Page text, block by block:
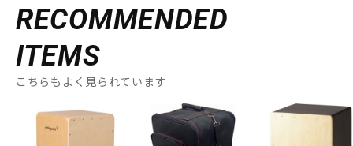
RECOMMENDED
ITEMS
こちらもよく見られています